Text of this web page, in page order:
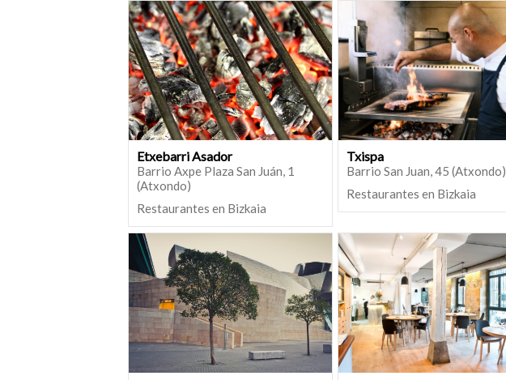
Etxebarri Asador
Barrio Axpe Plaza San Juán, 1
(Atxondo)
Restaurantes en Bizkaia
Txispa
Barrio San Juan, 45 (Atxondo)
Restaurantes en Bizkaia